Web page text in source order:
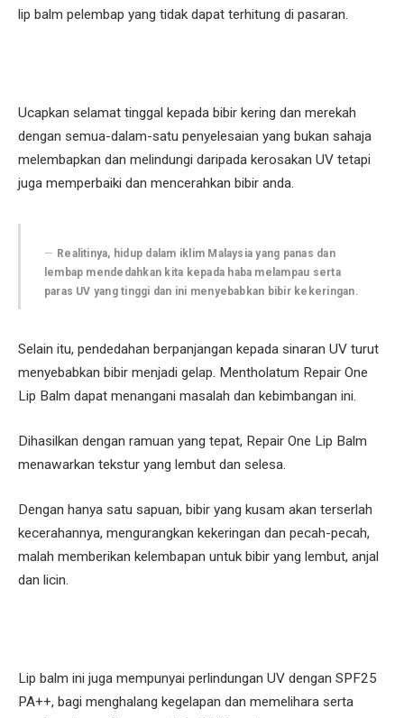
lip balm pelembap yang tidak dapat terhitung di pasaran.
Ucapkan selamat tinggal kepada bibir kering dan merekah
dengan semua-dalam-satu penyelesaian yang bukan sahaja
melembapkan dan melindungi daripada kerosakan UV tetapi
juga memperbaiki dan mencerahkan bibir anda.
Realitinya, hidup dalam iklim Malaysia yang panas dan
lembap mendedahkan kita kepada haba melampau serta
paras UV yang tinggi dan ini menyebabkan bibir kekeringan.
Selain itu, pendedahan berpanjangan kepada sinaran UV turut
menyebabkan bibir menjadi gelap. Mentholatum Repair One
Lip Balm dapat menangani masalah dan kebimbangan ini.
Dihasilkan dengan ramuan yang tepat, Repair One Lip Balm
menawarkan tekstur yang lembut dan selesa.
Dengan hanya satu sapuan, bibir yang kusam akan terserlah
kecerahannya, mengurangkan kekeringan dan pecah-pecah,
malah memberikan kelembapan untuk bibir yang lembut, anjal
dan licin.
Lip balm ini juga mempunyai perlindungan UV dengan SPF25
PA++, bagi menghalang kegelapan dan memelihara serta